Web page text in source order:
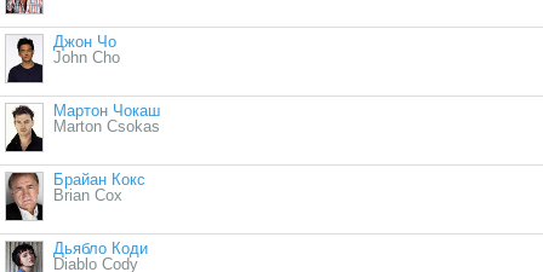
Джон Чо
John Cho
Мартон Чокаш
Marton Csokas
Брайан Кокс
Brian Cox
Дьябло Коди
Diablo Cody